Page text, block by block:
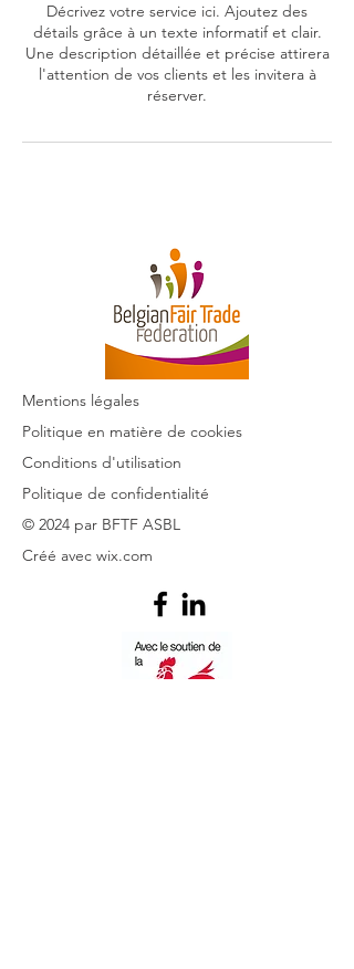
Décrivez votre service ici. Ajoutez des
détails grâce à un texte informatif et clair.
Une description détaillée et précise attirera
l'attention de vos clients et les invitera à
réserver.
Mentions légales
Politique en matière de cookies
Conditions d'utilisation
Politique de confidentialité
© 2024 par BFTF ASBL
Créé avec wix.com